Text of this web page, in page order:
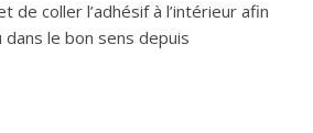
de coller l’adhésif à l’intérieur afin
le bon sens depuis